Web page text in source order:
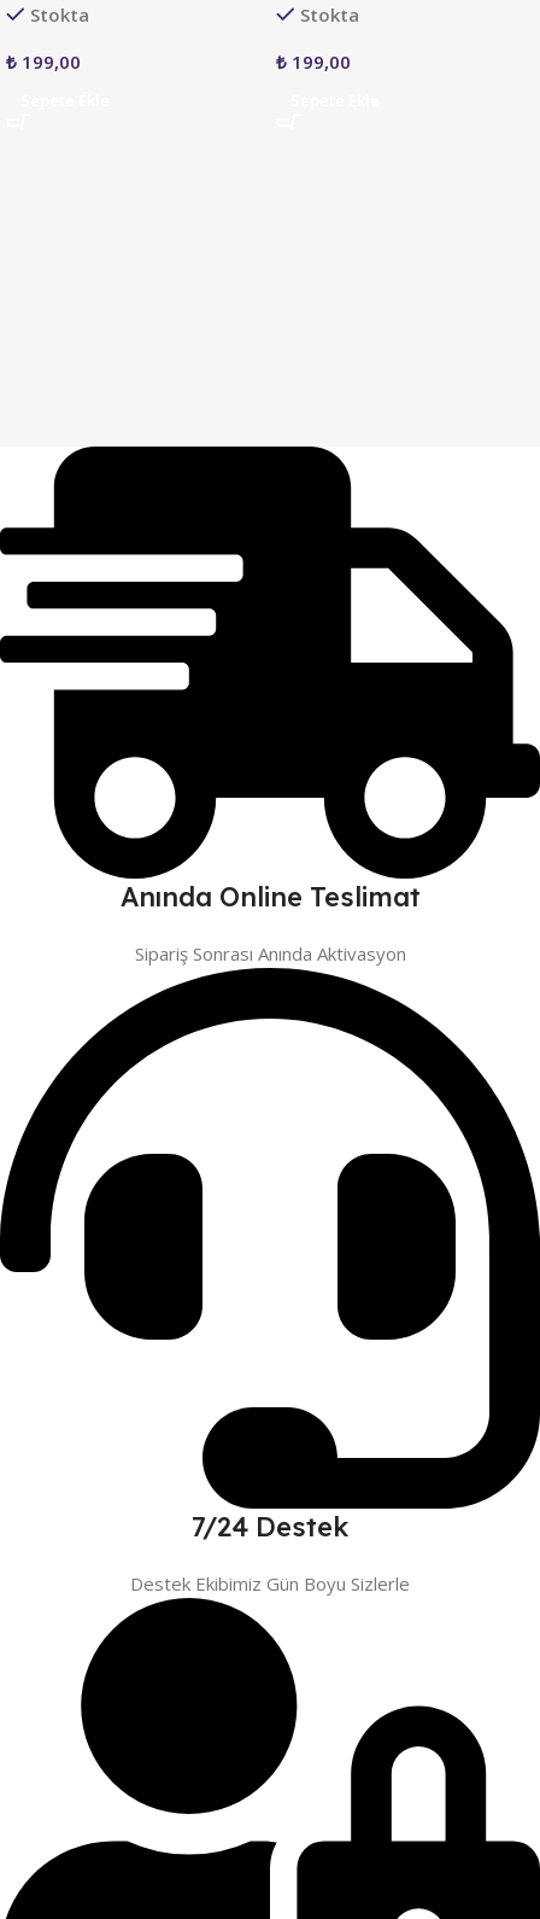
Stokta
₺ 199,00
Stokta
₺ 199,00
Anında Online Teslimat
Sipariş Sonrası Anında Aktivasyon
7/24 Destek
Destek Ekibimiz Gün Boyu Sizlerle